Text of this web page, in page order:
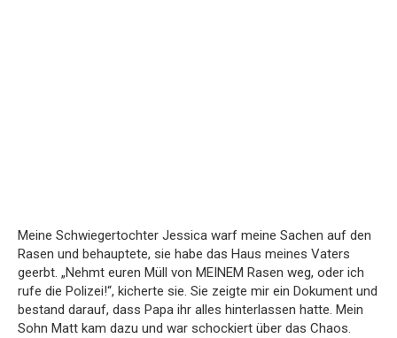
Meine Schwiegertochter Jessica warf meine Sachen auf den
Rasen und behauptete, sie habe das Haus meines Vaters
geerbt. „Nehmt euren Müll von MEINEM Rasen weg, oder ich
rufe die Polizei!“, kicherte sie. Sie zeigte mir ein Dokument und
bestand darauf, dass Papa ihr alles hinterlassen hatte. Mein
Sohn Matt kam dazu und war schockiert über das Chaos.